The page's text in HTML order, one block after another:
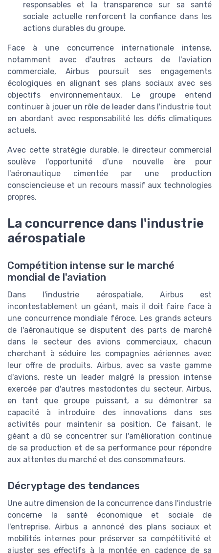
responsables et la transparence sur sa santé
sociale actuelle renforcent la confiance dans les
actions durables du groupe.
Face à une concurrence internationale intense,
notamment avec d'autres acteurs de l'aviation
commerciale, Airbus poursuit ses engagements
écologiques en alignant ses plans sociaux avec ses
objectifs environnementaux. Le groupe entend
continuer à jouer un rôle de leader dans l'industrie tout
en abordant avec responsabilité les défis climatiques
actuels.
Avec cette stratégie durable, le directeur commercial
soulève l'opportunité d'une nouvelle ère pour
l'aéronautique cimentée par une production
consciencieuse et un recours massif aux technologies
propres.
La concurrence dans l'industrie
aérospatiale
Compétition intense sur le marché
mondial de l'aviation
Dans l'industrie aérospatiale, Airbus est
incontestablement un géant, mais il doit faire face à
une concurrence mondiale féroce. Les grands acteurs
de l'aéronautique se disputent des parts de marché
dans le secteur des avions commerciaux, chacun
cherchant à séduire les compagnies aériennes avec
leur offre de produits. Airbus, avec sa vaste gamme
d'avions, reste un leader malgré la pression intense
exercée par d'autres mastodontes du secteur. Airbus,
en tant que groupe puissant, a su démontrer sa
capacité à introduire des innovations dans ses
activités pour maintenir sa position. Ce faisant, le
géant a dû se concentrer sur l'amélioration continue
de sa production et de sa performance pour répondre
aux attentes du marché et des consommateurs.
Décryptage des tendances
Une autre dimension de la concurrence dans l'industrie
concerne la santé économique et sociale de
l'entreprise. Airbus a annoncé des plans sociaux et
mobilités internes pour préserver sa compétitivité et
ajuster ses effectifs à la montée en cadence de sa